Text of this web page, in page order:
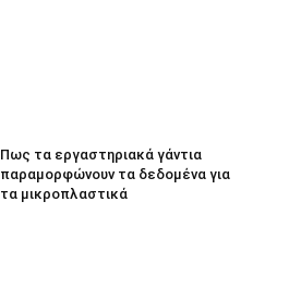
Πως τα εργαστηριακά γάντια
παραμορφώνουν τα δεδομένα για
τα μικροπλαστικά